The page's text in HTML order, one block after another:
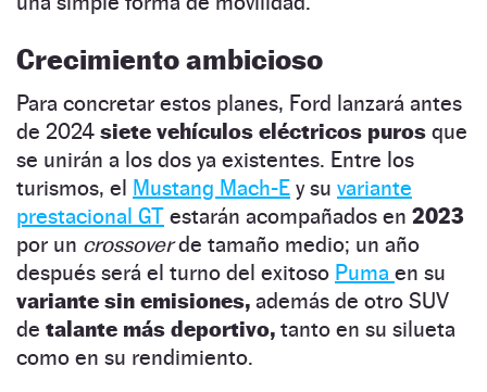
Crecimiento ambicioso
Para concretar estos planes, Ford lanzará antes
de 2024 siete vehículos eléctricos puros que
se unirán a los dos ya existentes. Entre los
turismos, el Mustang Mach-E y su variante
prestacional GT estarán acompañados en 2023
por un crossoverde tamaño medio; un año
después será el turno del exitoso Puma en su
variante sin emisiones, además de otro SUV
de talante más deportivo, tanto en su silueta
como en su rendimiento.